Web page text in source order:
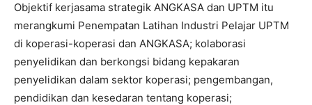
Objektif kerjasama strategik ANGKASA dan UPTM itu
merangkumi Penempatan Latihan Industri Pelajar UPTM
di koperasi-koperasi dan ANGKASA; kolaborasi
penyelidikan dan berkongsi bidang kepakaran
penyelidikan dalam sektor koperasi; pengembangan,
pendidikan dan kesedaran tentang koperasi;